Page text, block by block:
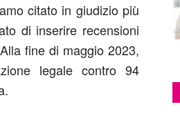
citato in giudizio più
di inserire recensioni
fine di maggio 2023,
legale contro 94